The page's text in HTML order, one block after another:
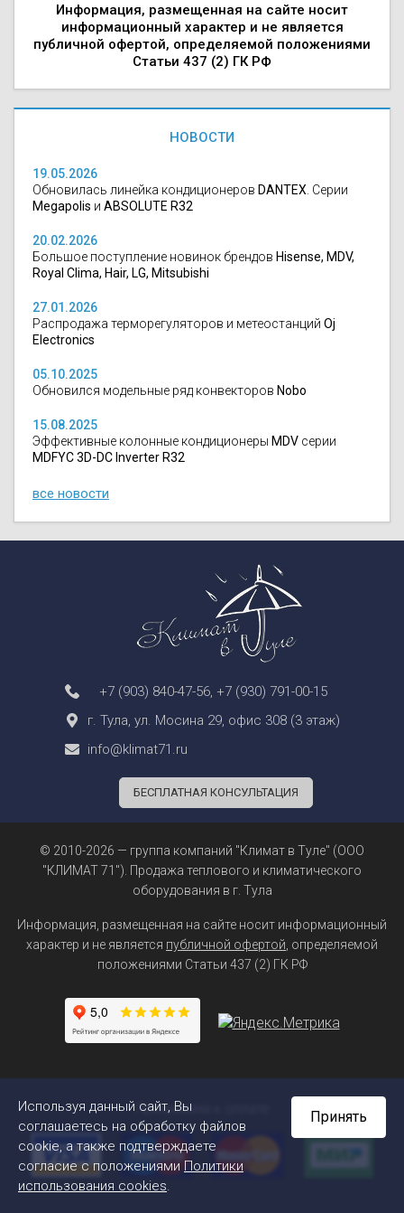
Информация, размещенная на сайте носит
информационный характер и не является
публичной офертой, определяемой положениями
Статьи 437 (2) ГК РФ
НОВОСТИ
19.05.2026
Обновилась линейка кондиционеров DANTEX . Серии
Megapolis и ABSOLUTE R32
20.02.2026
Большое поступление новинок брендов Hisense, MDV,
Royal Clima, Hair, LG, Mitsubishi
27.01.2026
Распродажа терморегуляторов и метеостанций Oj
Electronics
05.10.2025
Обновился модельные ряд конвекторов Nobo
15.08.2025
Эффективные колонные кондиционеры MDV серии
MDFYC 3D-DC Inverter R32
все новости
+7 (903) 840-47-56 +7 (930) 791-00-15
г. Тула, ул. Мосина 29, офис 308 (3 этаж)
info@klimat71.ru
БЕСПЛАТНАЯ КОНСУЛЬТАЦИЯ
© 2010-2026 — группа компаний "Климат в Туле" (ООО
"КЛИМАТ 71"). Продажа теплового и климатического
оборудования в г. Тула
Информация, размещенная на сайте носит информационный
характер и не является публичной офертой , определяемой
положениями Статьи 437 (2) ГК РФ
Принимаем к оплате
Используя данный сайт, Вы
соглашаетесь на обработку файлов
cookie, а также подтверждаете
согласие с положениями Политики
использования cookies.
Принять